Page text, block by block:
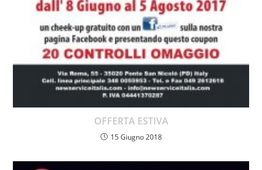
OFFERTA ESTIVA
15 Giugno 2018